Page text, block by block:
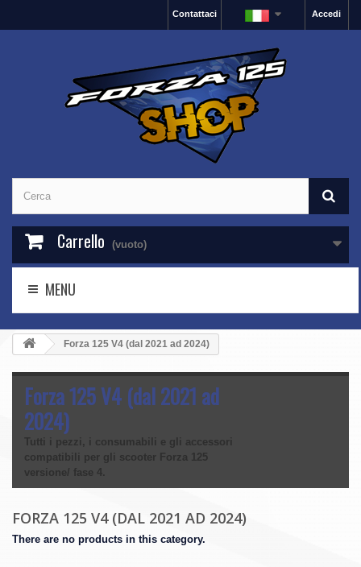
Accedi
Contattaci
Carrello (vuoto)
MENU
Forza 125 V4 (dal 2021 ad 2024)
Forza 125 V4 (dal 2021 ad
2024)
Tutti i pezzi, i consumabili e gli accessori
compatibili per gli scooter Forza 125
versione/ fase 4.
FORZA 125 V4 (DAL 2021 AD 2024)
There are no products in this category.